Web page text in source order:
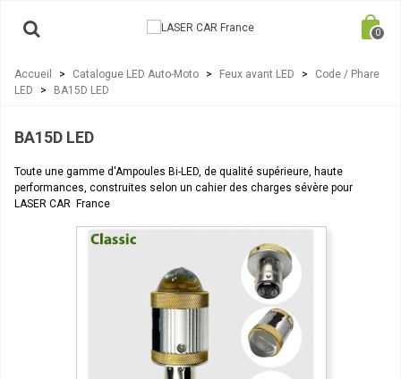
0
Accueil > Catalogue LED Auto-Moto > Feux avant LED >
Code / Phare
LED
> BA15D LED
BA15D LED
Toute une gamme d'Ampoules Bi-LED, de qualité supérieure, haute
performances, construites selon un cahier des charges sévère pour
LASER CAR France